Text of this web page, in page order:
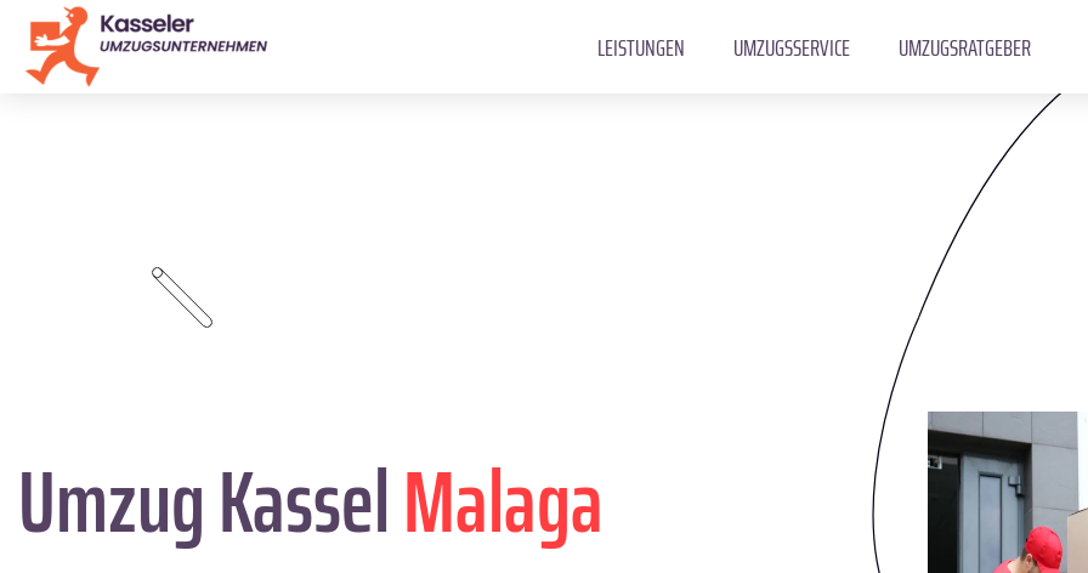
LEISTUNGEN UMZUGSSERVICE UMZUGSRATGEBER
Umzug KasselMalaga